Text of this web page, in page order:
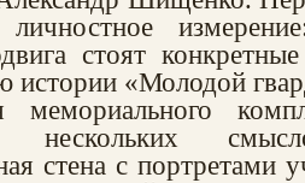
личностное
стоят
истории «Молодой
мемориального
нескольких
стена с портретами